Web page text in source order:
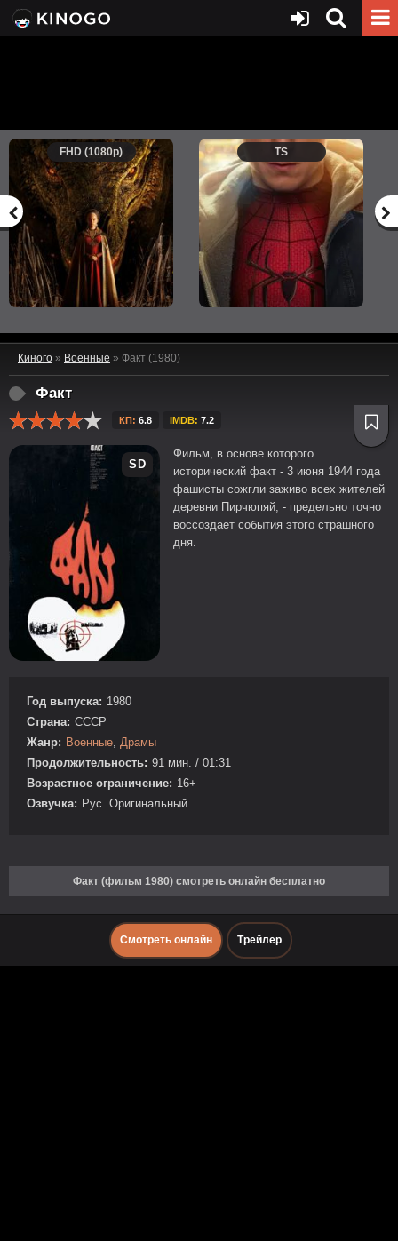
FHD (1080p) TS
Киного » Военные » Факт (1980)
Факт
КП: 6.8 IMDB: 7.2
SD
Фильм, в основе которого
исторический факт - 3 июня 1944 года
фашисты сожгли заживо всех жителей
деревни Пирчюпяй, - предельно точно
воссоздает события этого страшного
дня.
Год выпуска: 1980
Страна: СССР
Жанр: Военные Драмы
Продолжительность: 91 мин. / 01:31
Возрастное ограничение: 16+
Озвучка: Рус. Оригинальный
Факт (фильм 1980) смотреть онлайн бесплатно
Смотреть онлайн Трейлер